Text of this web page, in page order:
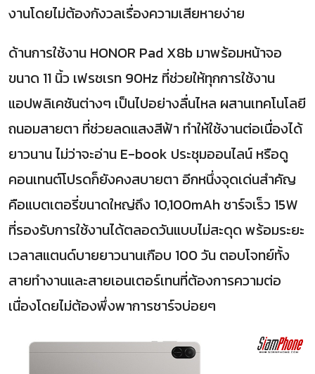
งานโดยไม่ต้องกังวลเรื่องความเสียหายง่าย
ด้านการใช้งาน HONOR Pad X8b มาพร้อมหน้าจอ
ขนาด 11 นิ้ว เฟรชเรท 90Hz ที่ช่วยให้ทุกการใช้งาน
แอปพลิเคชันต่างๆ เป็นไปอย่างลื่นไหล ผสานเทคโนโลยี
ถนอมสายตา ที่ช่วยลดแสงสีฟ้า ทำให้ใช้งานต่อเนื่องได้
ยาวนาน ไม่ว่าจะอ่าน E-book ประชุมออนไลน์ หรือดู
คอนเทนต์โปรดก็ยังคงสบายตา อีกหนึ่งจุดเด่นสำคัญ
คือแบตเตอรี่ขนาดใหญ่ถึง 10,100mAh ชาร์จเร็ว 15W
ที่รองรับการใช้งานได้ตลอดวันแบบไม่สะดุด พร้อมระยะ
เวลาสแตนด์บายยาวนานเกือบ 100 วัน ตอบโจทย์ทั้ง
สายทำงานและสายเอนเตอร์เทนที่ต้องการความต่อ
เนื่องโดยไม่ต้องพึ่งพาการชาร์จบ่อยๆ